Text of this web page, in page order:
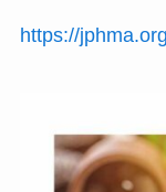
https://